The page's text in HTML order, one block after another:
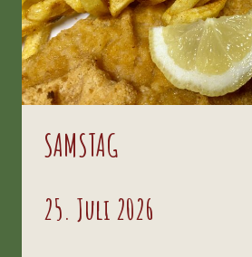
SAMSTAG
25. Juli 2026